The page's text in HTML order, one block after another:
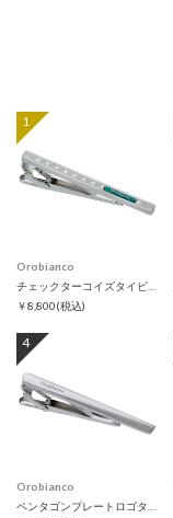
1
Orobianco
￥8,800(税込)
4
Orobianco